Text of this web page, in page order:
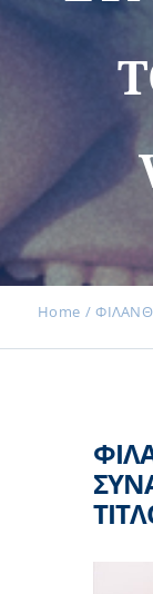
Εκδηλώσεις
Νέα
Προϊόντα
Εισφορές
Home